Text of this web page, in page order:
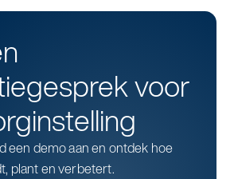
voor
een demo aan en ontdek hoe
plant en verbetert.